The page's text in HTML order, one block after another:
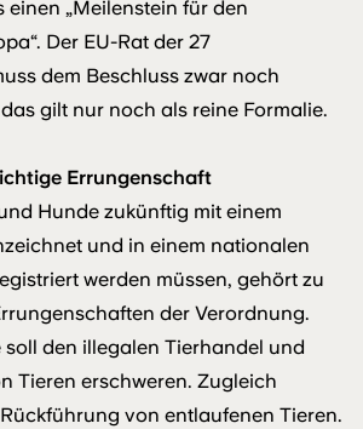
einen „Meilenstein für den
Der EU-Rat der 27
dem Beschluss zwar noch
gilt nur noch als reine Formalie.
Errungenschaft
Hunde zukünftig mit einem
und in einem nationalen
werden müssen, gehört zu
der Verordnung.
soll den illegalen Tierhandel und
Tieren erschweren. Zugleich
von entlaufenen Tieren.